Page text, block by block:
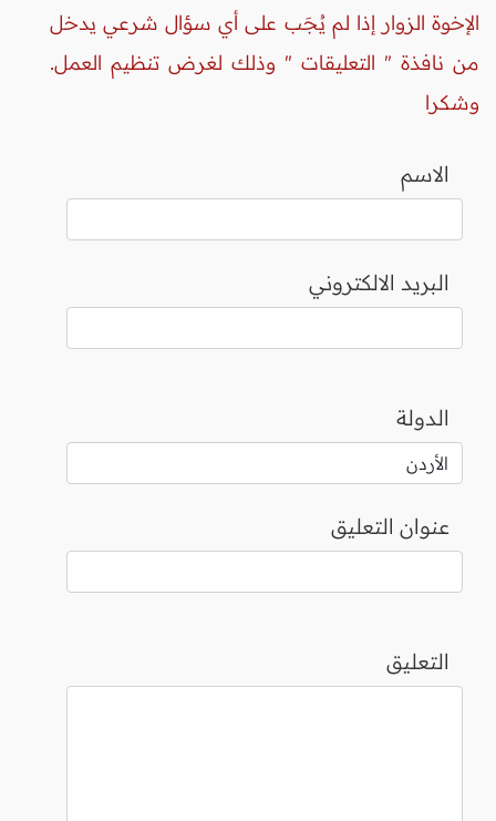
الإخوة الزوار إذا لم يُجَب على أي سؤال شرعي يدخل
من نافذة " التعليقات " وذلك لغرض تنظيم العمل.
وشكرا
الاسم
البريد الالكتروني
الدولة
عنوان التعليق
التعليق